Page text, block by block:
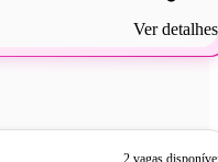
Ver detalhes
2 vagas